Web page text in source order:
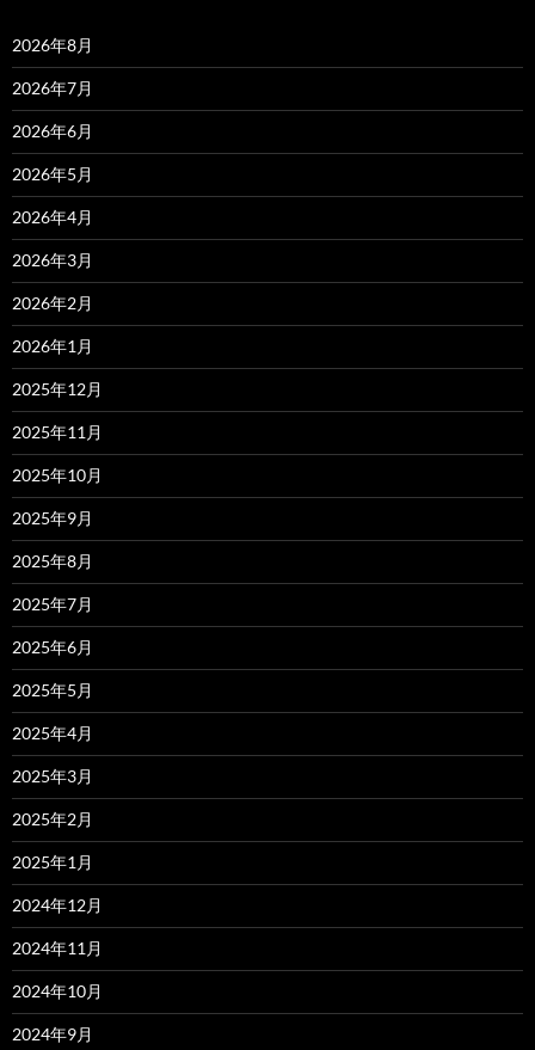
2026年8月
2026年7月
2026年6月
2026年5月
2026年4月
2026年3月
2026年2月
2026年1月
2025年12月
2025年11月
2025年10月
2025年9月
2025年8月
2025年7月
2025年6月
2025年5月
2025年4月
2025年3月
2025年2月
2025年1月
2024年12月
2024年11月
2024年10月
2024年9月